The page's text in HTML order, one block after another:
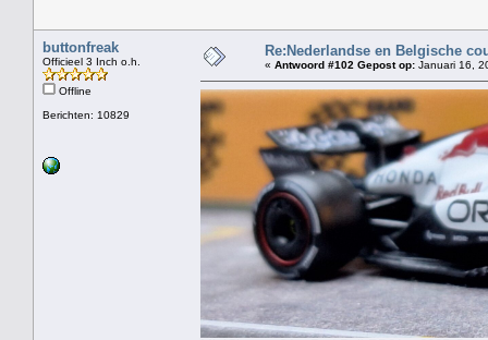
buttonfreak
Officieel 3 Inch o.h.
Offline
Berichten: 10829
Re:Nederlandse en Belgische
« Antwoord #102 Gepost op: Januari 16,